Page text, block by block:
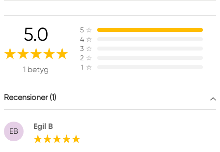
Ansvarig EU
Faber-Castell
Faber-Castell Ag
Nürnberger Straße 2
90546 Stein, Germany
5.0
1 betyg
5 ☆
4 ☆
3 ☆
2 ☆
1 ☆
Recensioner (1)
EB
Egil B